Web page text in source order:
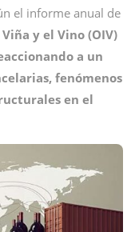
el informe anual de
y el Vino (OIV)
a un
fenómenos
en el